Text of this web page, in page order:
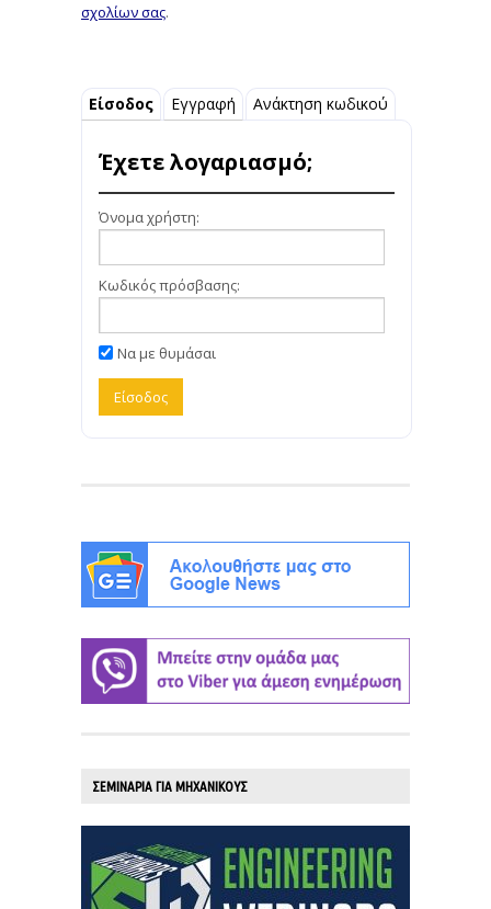
σχολίων σας.
Είσοδος Εγγραφή Ανάκτηση κωδικού
Έχετε λογαριασμό;
Όνομα χρήστη:
Κωδικός πρόσβασης:
Να με θυμάσαι
ΣΕΜΙΝΑΡΙΑ ΓΙΑ ΜΗΧΑΝΙΚΟΥΣ